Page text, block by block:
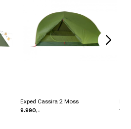
Exped Cassira 2 Moss
9.990,-